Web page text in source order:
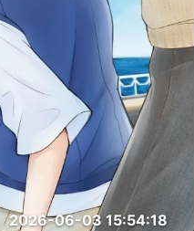
2026-06-03 15:54:18